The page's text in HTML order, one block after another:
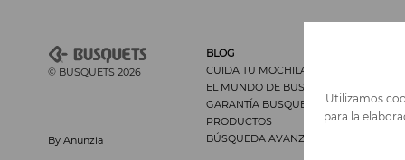
© BUSQUETS 2026
By Anunzia
BLOG
CUIDA TU MOCHILA Y SU ESPALDA
EL MUNDO DE BUSQUETS
GARANTÍA BUSQUETS
PRODUCTOS
BÚSQUEDA AVANZADA
Utilizamos
para la